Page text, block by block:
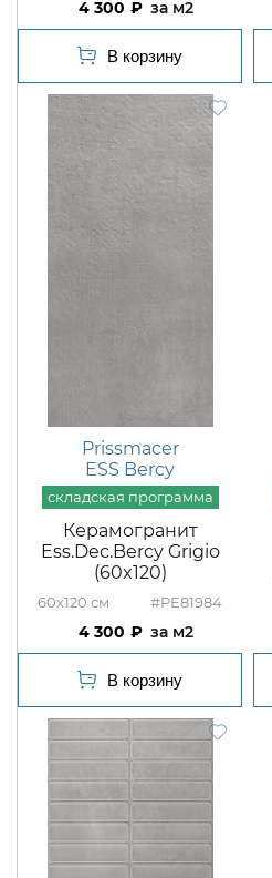
4 300 м2
Prissmacer
ESS Bercy
Керамогранит
Ess.Dec.Bercy Grigio
(60x120)
60x120 #PE81984
4 300 м2